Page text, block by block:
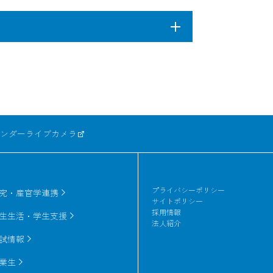
きない隠された目印として利用でき
ＮＡをベースにした真贋判定を" いつ
ンクの製造、そして印刷物からのＤＮ
of ganciclovir-resistance causing
resistant human herpesvirus 6
230)
ダーライブカメラ
・産官学連携
生活・学生支援
情報
生
プライバシーポリシー
サイトポリシー
採用情報
法人紹介